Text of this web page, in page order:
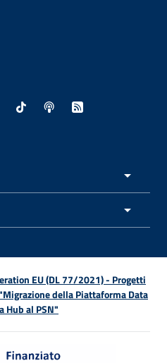
- Apertura in nuova finestra
in nuova finestra
esterno - Apertura in
- Sito esterno - Apertura in
- Sito esterno -
TikTok - Sito esterno -
Spreaker - Sito
Feed RSS -
EU (DL 77/2021) - Progetti
della Piattaforma Data
Hub al PSN"